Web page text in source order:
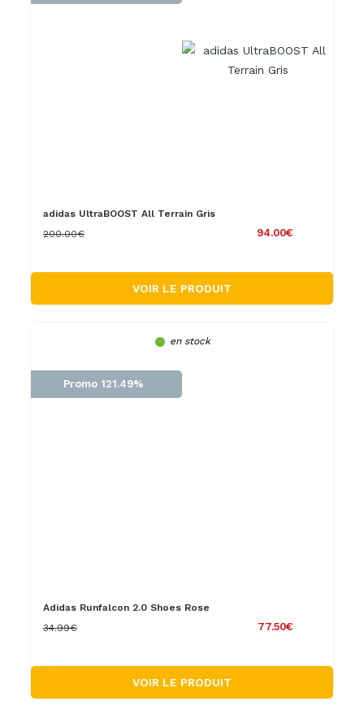
adidas UltraBOOST All Terrain Gris
94.00€
200.00€
VOIR LE PRODUIT
en stock
Promo 121.49%
Adidas Runfalcon 2.0 Shoes Rose
77.50€
34.99€
VOIR LE PRODUIT